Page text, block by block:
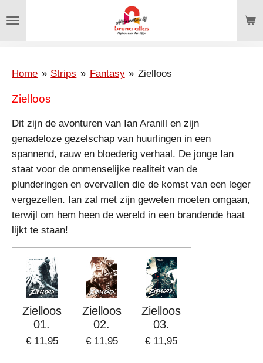
direct
hoofdinhoud
Home » Strips » Fantasy » Zielloos
Zielloos
Dit zijn de avonturen van Ian Aranill en zijn
genadeloze gezelschap van huurlingen in een
spannend, rauw en bloederig verhaal. De jonge Ian
staat voor de onmenselijke realiteit van de
plunderingen en overvallen die de komst van een leger
vergezellen. Ian zal met zijn geweten moeten omgaan,
terwijl om hem heen de wereld in een brandende haat
lijkt te staan!
Zielloos
01.
€ 11,95
Zielloos
02.
€ 11,95
Zielloos
03.
€ 11,95